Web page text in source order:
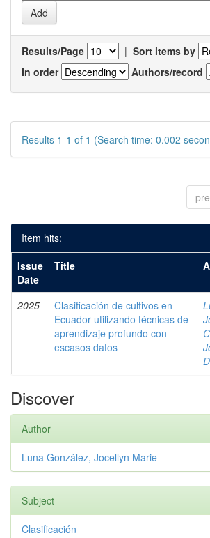
Results/Page | Sort items by
In order
Authors/record
Results 1-1 of 1 (Search time: 0.002
Item hits:
Issue
Date
Title
2025
Clasificación de cultivos en
Ecuador utilizando técnicas de
aprendizaje profundo con
escasos datos
Discover
Author
Luna González, Jocellyn Marie
Subject
Clasificación